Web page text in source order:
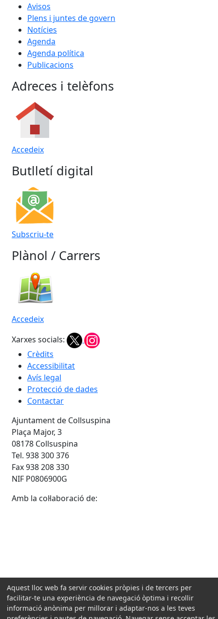
Avisos
Plens i juntes de govern
Notícies
Agenda
Agenda política
Publicacions
Adreces i telèfons
Accedeix
Butlletí digital
Subscriu-te
Plànol / Carrers
Accedeix
Xarxes socials:
Crèdits
Accessibilitat
Avís legal
Protecció de dades
Contactar
Ajuntament de Collsuspina
Plaça Major, 3
08178 Collsuspina
Tel. 938 300 376
Fax 938 208 330
NIF P0806900G
Amb la col·laboració de:
Aquest lloc web fa servir cookies pròpies i de tercers per
facilitar-te una experiència de navegació òptima i recollir
informació anònima per millorar i adaptar-nos a les teves